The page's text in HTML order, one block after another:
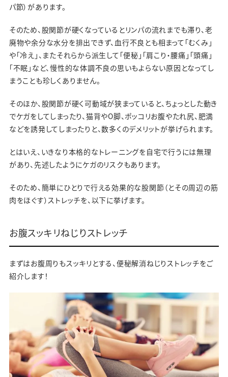
パ節）があります。
そのため、股関節が硬くなっているとリンパの流れまでも滞り、老
廃物や余分な水分を排出できず、血行不良とも相まって「むくみ」
や「冷え」、またそれらから派生して「便秘」「肩こり・腰痛」「頭痛」
「不眠」など、慢性的な体調不良の思いもよらない原因となってし
まうことも珍しくありません。
そのほか、股関節が硬く可動域が狭まっていると、ちょっとした動き
でケガをしてしまったり、猫背やO脚、ポッコリお腹やたれ尻、肥満
などを誘発してしまったりと、数多くのデメリットが挙げられます。
とはいえ、いきなり本格的なトレーニングを自宅で行うには無理
があり、先述したようにケガのリスクもあります。
そのため、簡単にひとりで行える効果的な股関節（とその周辺の筋
肉をほぐす）ストレッチを、以下に挙げます。
お腹スッキリねじりストレッチ
まずはお腹周りもスッキリとする、便秘解消ねじりストレッチをご
紹介します！